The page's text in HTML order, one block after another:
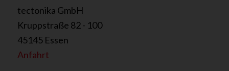
a
n
tectonika GmbH
Kruppstraße 82 - 100
45145 Essen
Anfahrt